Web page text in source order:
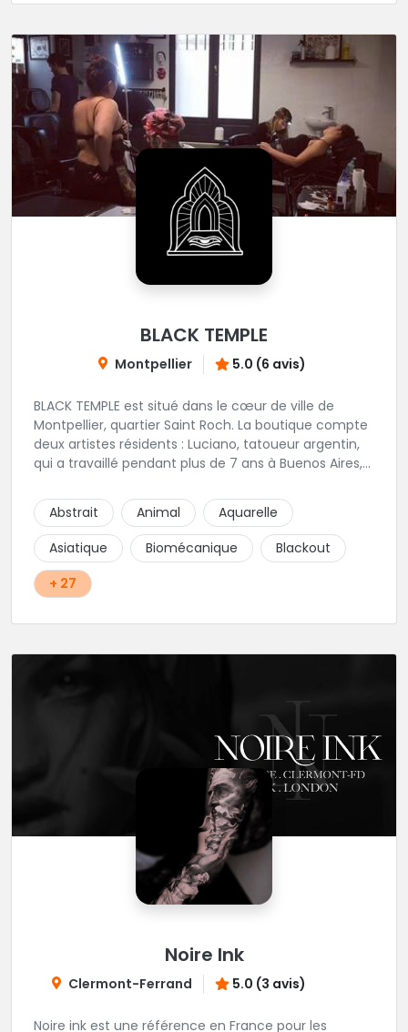
BLACK TEMPLE
Montpellier 5.0 (6 avis)
BLACK TEMPLE est situé dans le cœur de ville de
Montpellier, quartier Saint Roch. La boutique compte
deux artistes résidents : Luciano, tatoueur argentin,
qui a travaillé pendant plus de 7 ans à Buenos Aires,
qui a travaillé dans plusieurs boutiques de la ville
avant de rejoindre notre équipe. La boutique
accueille plusieurs artistes tatoueurs en tant que
guests tout au long de l'année afin de proposer
d'autres styles.
Abstrait Animal
Aquarelle
Asiatique
Biomécanique
Blackout
+ 27
Noire Ink
Clermont-Ferrand 5.0 (3 avis)
Noire ink est une référence en France pour les